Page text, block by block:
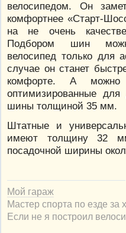
велосипедом. Он
комфортнее «Старт-
на не очень
Подбором шин
велосипед только
случае он станет
комфорте. А можно
оптимизированные
шины толщиной 35 мм.
Штатные и
имеют толщину 32
посадочной ширины
Мой гараж
Мастер спорта по езде за
Если не я построил